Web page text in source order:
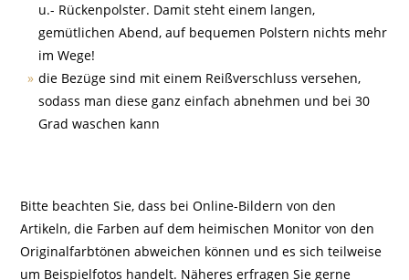
u.- Rückenpolster. Damit steht einem langen,
gemütlichen Abend, auf bequemen Polstern nichts mehr
im Wege!
die Bezüge sind mit einem Reißverschluss versehen,
sodass man diese ganz einfach abnehmen und bei 30
Grad waschen kann
Bitte beachten Sie, dass bei Online-Bildern von den
Artikeln, die Farben auf dem heimischen Monitor von den
Originalfarbtönen abweichen können und es sich teilweise
um Beispielfotos handelt. Näheres erfragen Sie gerne